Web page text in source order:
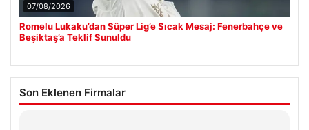
07/08/2026
Romelu Lukaku’dan Süper Lig’e Sıcak Mesaj: Fenerbahçe ve
Beşiktaş’a Teklif Sunuldu
Son Eklenen Firmalar